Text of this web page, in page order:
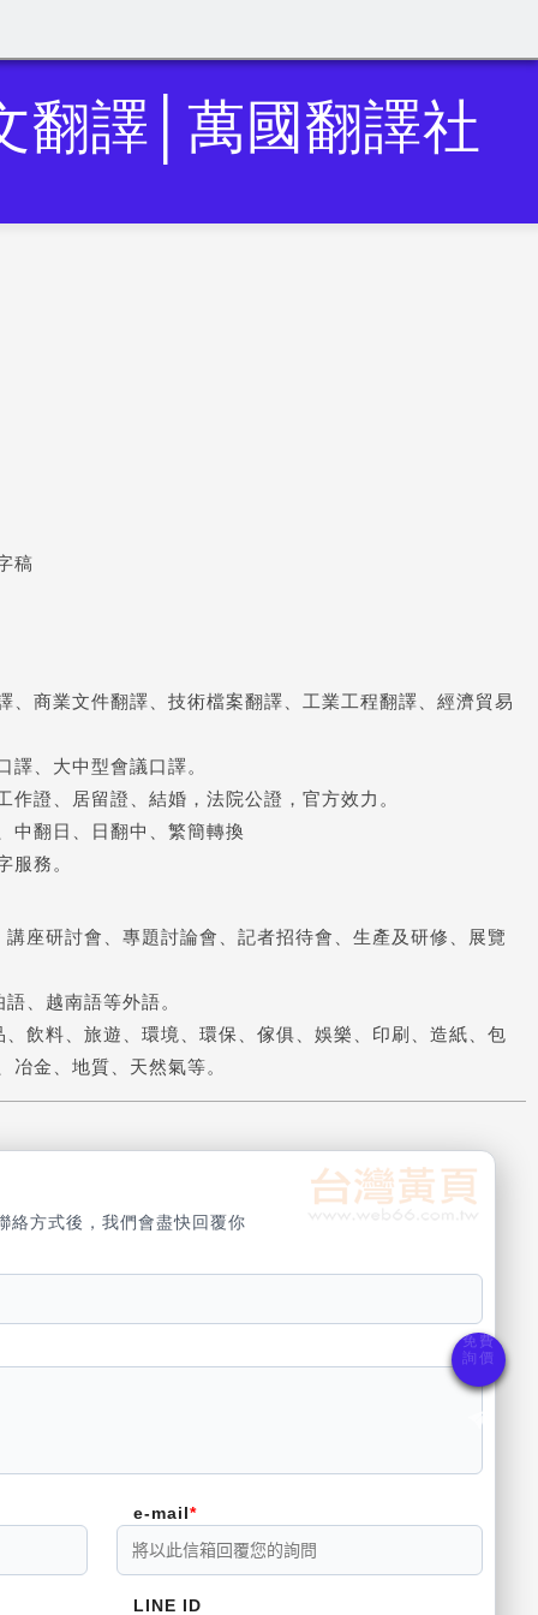
翻譯│萬國翻譯社
稿
商業文件翻譯、技術檔案翻譯、工業工程翻譯、經濟貿易
、大中型會議口譯。
證、居留證、結婚，法院公證，官方效力。
中翻日、日翻中、繁簡轉換
服務。
座研討會、專題討論會、記者招待會、生產及研修、展覽
、越南語等外語。
飲料、旅遊、環境、環保、傢俱、娛樂、印刷、造紙、包
金、地質、天然氣等。
絡方式後，我們會盡快回覆你
e-mail
LINE ID